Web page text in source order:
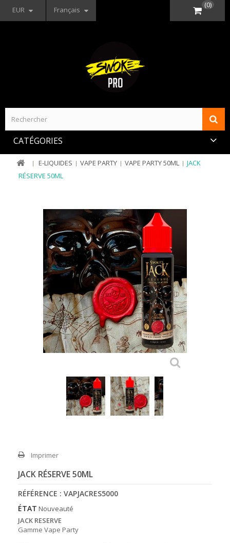
EUR Français
(0)
CATÉGORIES
E-LIQUIDES VAPE PARTY VAPE PARTY 50ML
JACK
RÉSERVE 50ML
Imprimer
JACK RÉSERVE 50ML
RÉFÉRENCE : VAPJACRES5000
ÉTAT Nouveauté
JACK RESERVE
Gamme Vape Party